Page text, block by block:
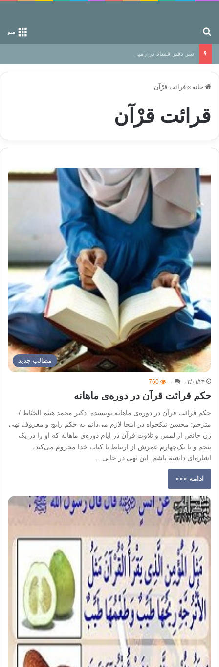
منو
سر دفتر فساد در زمین‌، دوری وکناره‌گیری از راه خداست‌!
خانه » قرائت قرْآن
قرائت قرْآن
مطالب جدید
۰۲/۰۱/۲۴ ۰ 760
حکم قرائت قرآن در دوره‌ی ماهانه
حکم قرائت قرآن در دوره‌ی ماهانه نویسنده: دکتر محمد هیثم الخیّاط /
مترجم: محسن نیکخواه در اینجا لازم می‌دانم به حکم رایج و معروف نهی
زن حائض از لمس و تلاوت قرآن در ایام دوره‌ی ماهانه که او را در یک
پنجم و یا یک‌چهارم عمرش از ارتباط با کتاب خدا محروم می‌کند،
اشاره‌ای داشته باشم. این نهی در حالی…
ادامه »»»